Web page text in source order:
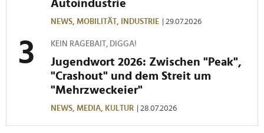
Partner führen diese Informationen möglicherweise mit
weiteren Daten zusammen, die Sie ihnen bereitgestellt
gesammelt haben.
Autoindustrie
NEWS, MOBILITÄT, INDUSTRIE | 29.07.2026
KEIN RAGEBAIT, DIGGA!
Jugendwort 2026: Zwischen "Peak",
"Crashout" und dem Streit um
"Mehrzweckeier"
NEWS, MEDIA, KULTUR | 28.07.2026